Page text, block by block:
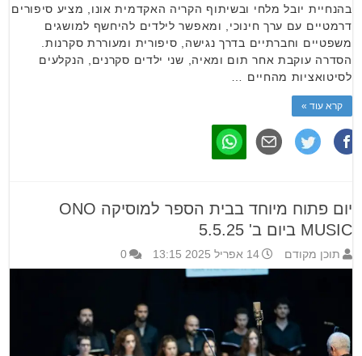
בהנחיית יובל מלחי ובשיתוף הקריה האקדמית אונו, מציע סיפורים
דרמטיים עם ערך חינוכי, ומאפשר לילדים להיחשף למושגים
משפטיים וחברתיים בדרך נגישה, סיפורית ומעוררת סקרנות.
הסדרה עוקבת אחר תום ומאיה, שני ילדים סקרנים, הנקלעים
לסיטואציות מהחיים …
קרא עוד »
יום פתוח מיוחד בבית הספר למוסיקה ONO
MUSIC ביום ב' 5.5.25
תוכן מקודם 14 אפריל 2025 13:15 0